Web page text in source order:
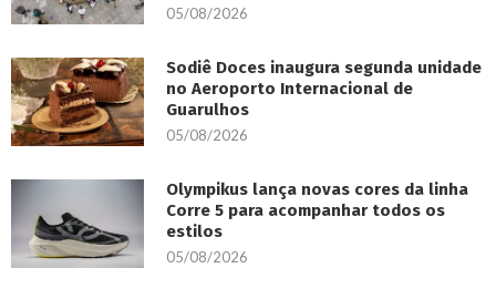
05/08/2026
Sodiê Doces inaugura segunda unidade
no Aeroporto Internacional de
Guarulhos
05/08/2026
Olympikus lança novas cores da linha
Corre 5 para acompanhar todos os
estilos
05/08/2026